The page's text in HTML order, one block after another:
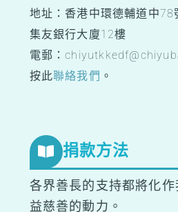
地址：香港中環德輔道中78
集友銀行大廈12樓
電郵：
按此聯絡我們 。
捐款方法
各界善長的支持都將化
益慈善的動力。